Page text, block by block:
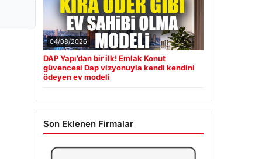
04/08/2026
DAP Yapı’dan bir ilk! Emlak Konut
güvencesi Dap vizyonuyla kendi kendini
ödeyen ev modeli
Son Eklenen Firmalar